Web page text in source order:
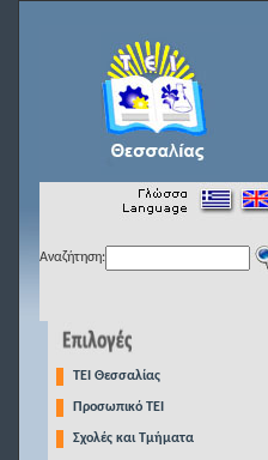
Αναζήτηση:
TEI Θεσσαλίας
Προσωπικό ΤΕΙ
Σχολές και Τμήματα